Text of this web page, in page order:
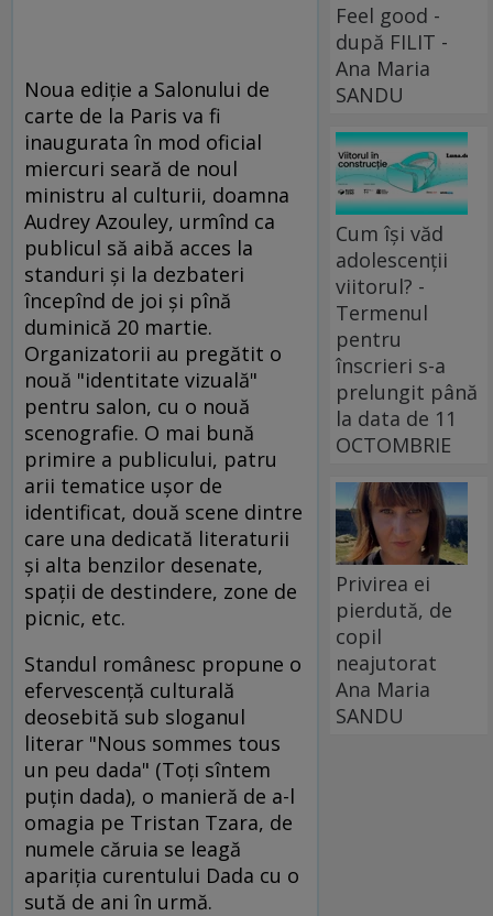
Noua ediţie a Salonului de
carte de la Paris va fi
inaugurata în mod oficial
miercuri seară de noul
ministru al culturii, doamna
Audrey Azouley, urmînd ca
publicul să aibă acces la
standuri şi la dezbateri
începînd de joi şi pînă
duminică 20 martie.
Organizatorii au pregătit o
nouă "identitate vizuală"
pentru salon, cu o nouă
scenografie. O mai bună
primire a publicului, patru
arii tematice uşor de
identificat, două scene dintre
care una dedicată literaturii
şi alta benzilor desenate,
spaţii de destindere, zone de
picnic, etc.
Standul românesc propune o
efervescenţă culturală
deosebită sub sloganul
literar "Nous sommes tous
un peu dada" (Toţi sîntem
puţin dada), o manieră de a-l
omagia pe Tristan Tzara, de
numele căruia se leagă
apariţia curentului Dada cu o
sută de ani în urmă.
Feel good -
după FILIT -
Ana Maria
SANDU
Cum își văd
adolescenții
viitorul? -
Termenul
pentru
înscrieri s-a
prelungit până
la data de 11
OCTOMBRIE
Privirea ei
pierdută, de
copil
neajutorat
Ana Maria
SANDU